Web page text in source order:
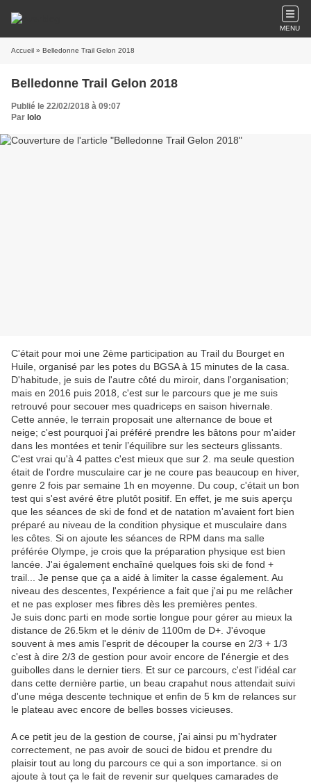
MENU
Accueil » Belledonne Trail Gelon 2018
Belledonne Trail Gelon 2018
Publié le 22/02/2018 à 09:07
Par lolo
C'était pour moi une 2ème participation au Trail du Bourget en
Huile, organisé par les potes du BGSA à 15 minutes de la casa.
D'habitude, je suis de l'autre côté du miroir, dans l'organisation;
mais en 2016 puis 2018, c'est sur le parcours que je me suis
retrouvé pour secouer mes quadriceps en saison hivernale.
Cette année, le terrain proposait une alternance de boue et
neige; c'est pourquoi j'ai préféré prendre les bâtons pour m'aider
dans les montées et tenir l’équilibre sur les secteurs glissants.
C'est vrai qu'à 4 pattes c'est mieux que sur 2. ma seule question
était de l'ordre musculaire car je ne coure pas beaucoup en hiver,
genre 2 fois par semaine 1h en moyenne. Du coup, c'était un bon
test qui s'est avéré être plutôt positif. En effet, je me suis aperçu
que les séances de ski de fond et de natation m'avaient fort bien
préparé au niveau de la condition physique et musculaire dans
les côtes. Si on ajoute les séances de RPM dans ma salle
préférée Olympe, je crois que la préparation physique est bien
lancée. J'ai également enchaîné quelques fois ski de fond +
trail... Je pense que ça a aidé à limiter la casse également. Au
niveau des descentes, l'expérience a fait que j'ai pu me relâcher
et ne pas exploser mes fibres dès les premières pentes.
Je suis donc parti en mode sortie longue pour gérer au mieux la
distance de 26.5km et le déniv de 1100m de D+. J'évoque
souvent à mes amis l'esprit de découper la course en 2/3 + 1/3
c'est à dire 2/3 de gestion pour avoir encore de l'énergie et des
guibolles dans le dernier tiers. Et sur ce parcours, c'est l'idéal car
dans cette dernière partie, un beau crapahut nous attendait suivi
d'une méga descente technique et enfin de 5 km de relances sur
le plateau avec encore de belles bosses vicieuses.
A ce petit jeu de la gestion de course, j'ai ainsi pu m'hydrater
correctement, ne pas avoir de souci de bidou et prendre du
plaisir tout au long du parcours ce qui a son importance. si on
ajoute à tout ça le fait de revenir sur quelques camarades de